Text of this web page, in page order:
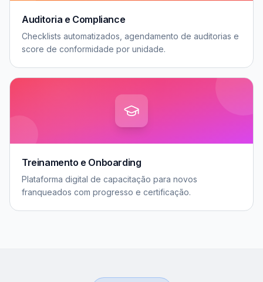
Auditoria e Compliance
Checklists automatizados, agendamento de auditorias e
score de conformidade por unidade.
Treinamento e Onboarding
Plataforma digital de capacitação para novos
franqueados com progresso e certificação.